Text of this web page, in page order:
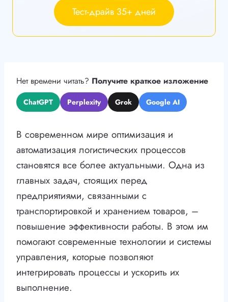
Тест-драйв 35+ дней
Нет времени читать? Получите краткое изложение
ChatGPT Perplexity Grok Google AI
В современном мире оптимизация и
автоматизация логистических процессов
становятся все более актуальными. Одна из
главных задач, стоящих перед
предприятиями, связанными с
транспортировкой и хранением товаров, –
повышение эффективности работы. В этом им
помогают современные технологии и системы
управления, которые позволяют
интегрировать процессы и ускорить их
выполнение.